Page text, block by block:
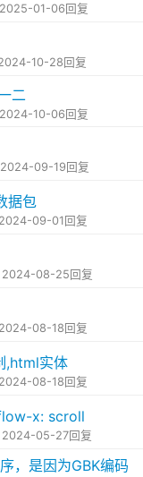
01-06回复
10-28回复
二
10-06回复
09-19回复
据包
09-01回复
08-25回复
08-18回复
,html实体
08-18回复
x: scroll
05-27回复
，是因为GBK编码